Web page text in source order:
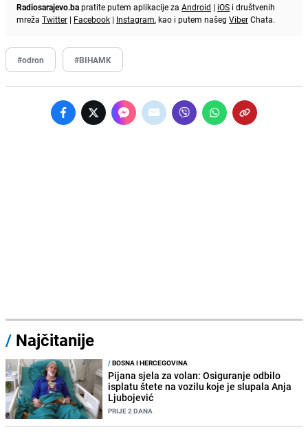
Radiosarajevo.bapratite putem aplikacije za Android | iOS i društvenih
mreža Twitter | Facebook | Instagram, kao i putem našeg ViberChata.
#odron #BIHAMK
/ Najčitanije
/BOSNA I HERCEGOVINA
Pijana sjela za volan: Osiguranje odbilo
isplatu štete na vozilu koje je slupala Anja
Ljubojević
PRIJE 2 DANA